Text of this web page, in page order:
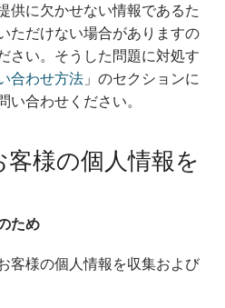
供に欠かせない情報であるた
ただけない場合がありますの
さい。そうした問題に対処す
合わせ方法 」のセクションに
い合わせください。
様の個人情報を
ため
客様の個人情報を収集および